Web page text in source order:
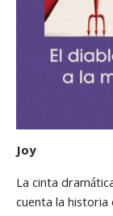
Joy
La cinta
cuenta la